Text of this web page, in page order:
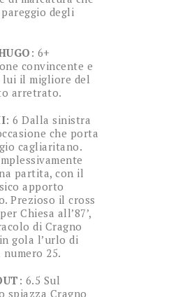
degli
: 6+
convincente e
lui il migliore del
arretrato.
: 6 Dalla sinistra
che porta
cagliaritano.
partita, con il
apporto
Prezioso il cross
Chiesa all’87’,
di Cragno
gola l’urlo di
25.
: 6.5 Sul
spiazza Cragno